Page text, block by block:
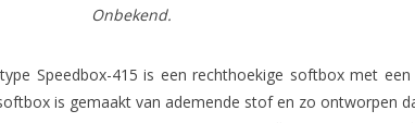
Onbekend.
Speedbox-415 is een rechthoekige softbox met
is gemaakt van ademende stof en zo ontworpen